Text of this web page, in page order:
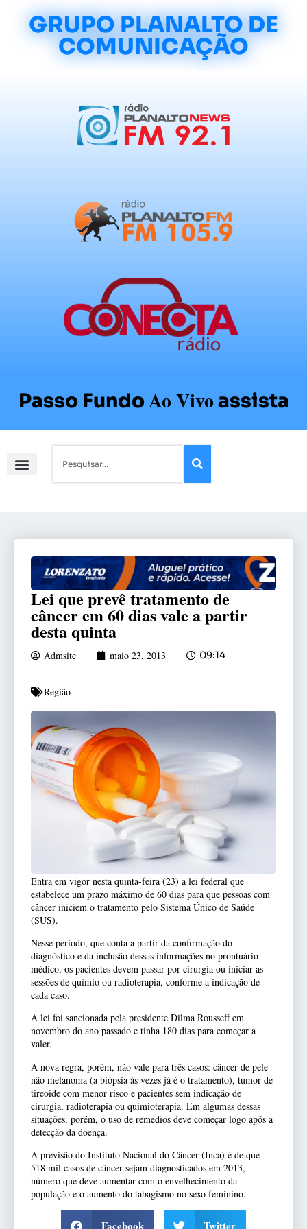
GRUPO PLANALTO DE
COMUNICAÇÃO
Passo FundoAo Vivoassista
Lei que prevê tratamento de
câncer em 60 dias vale a partir
desta quinta
Admsite maio 23, 2013 09:14
Região
Entra em vigor nesta quinta-feira (23) a lei federal que
estabelece um prazo máximo de 60 dias para que pessoas com
câncer iniciem o tratamento pelo Sistema Único de Saúde
(SUS).
Nesse período, que conta a partir da confirmação do
diagnóstico e da inclusão dessas informações no prontuário
médico, os pacientes devem passar por cirurgia ou iniciar as
sessões de químio ou radioterapia, conforme a indicação de
cada caso.
A lei foi sancionada pela presidente Dilma Rousseff em
novembro do ano passado e tinha 180 dias para começar a
valer.
A nova regra, porém, não vale para três casos: câncer de pele
não melanoma (a biópsia às vezes já é o tratamento), tumor de
tireoide com menor risco e pacientes sem indicação de
cirurgia, radioterapia ou quimioterapia. Em algumas dessas
situações, porém, o uso de remédios deve começar logo após a
detecção da doença.
A previsão do Instituto Nacional do Câncer (Inca) é de que
518 mil casos de câncer sejam diagnosticados em 2013,
número que deve aumentar com o envelhecimento da
população e o aumento do tabagismo no sexo feminino.
Facebook Twitter